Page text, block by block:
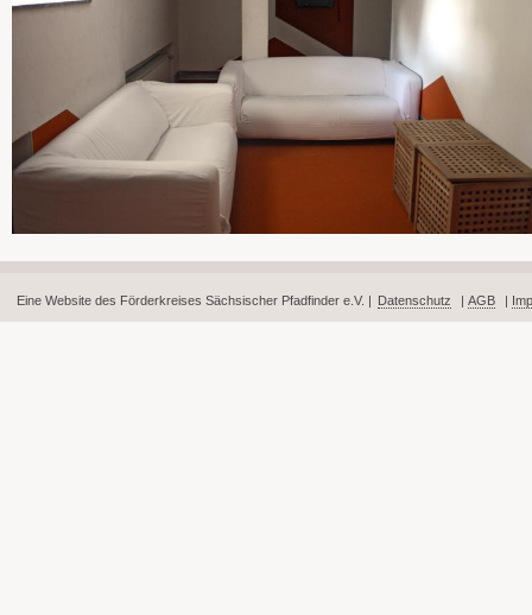
Eine Website des Förderkreises Sächsischer Pfadfinder e.V. | Datenschutz | AGB |